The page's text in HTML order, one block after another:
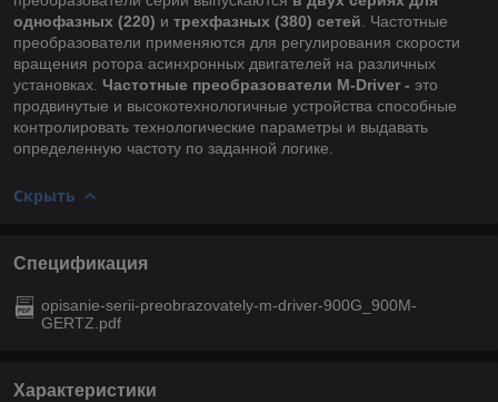
однофазных (220) и трехфазных (380) сетей . Частотные
преобразователи применяются для регулирования скорости
вращения ротора асинхронных двигателей на различных
установках. Частотные преобразователи M-Driver - это
продвинутые и высокотехнологичные устройства способные
контролировать технологические параметры и выдавать
определенную частоту по заданной логике.
Скрыть
Спецификация
opisanie-serii-preobrazovately-m-driver-900G_900M-
GERTZ.pdf
Характеристики